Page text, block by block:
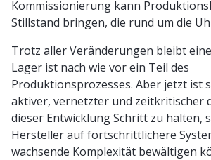
Kommissionierung kann
Stillstand bringen, die rund um die
Trotz aller Veränderungen bleibt
Lager ist nach wie vor ein Teil des
Produktionsprozesses. Aber jetzt ist
aktiver, vernetzter und zeitkritischer
dieser Entwicklung Schritt zu halten,
Hersteller auf fortschrittlichere
wachsende Komplexität bewältigen